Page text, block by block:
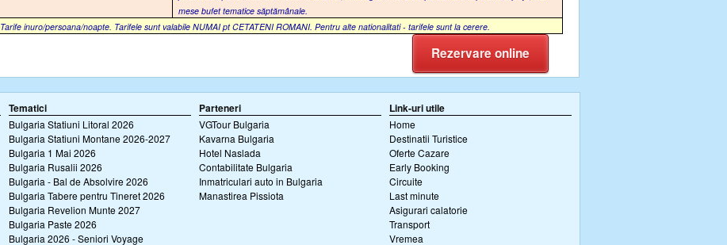
mese bufet tematice săptămânale.
Tarife inuro/persoana/noapte. Tarifele sunt valabile NUMAI pt CETATENI ROMANI. Pentru alte nationalitati - tarifele sunt la cerere.
Rezervare online
Tematici
Bulgaria Statiuni Litoral 2026
Bulgaria Statiuni Montane 2026-2027
Bulgaria 1 Mai 2026
Bulgaria Rusalii 2026
Bulgaria - Bal de Absolvire 2026
Bulgaria Tabere pentru Tineret 2026
Bulgaria Revelion Munte 2027
Bulgaria Paste 2026
Bulgaria 2026 - Seniori Voyage
Parteneri
VGTour Bulgaria
Kavarna Bulgaria
Hotel Naslada
Contabilitate Bulgaria
Inmatriculari auto in Bulgaria
Manastirea Pissiota
Link-uri utile
Home
Destinatii Turistice
Oferte Cazare
Early Booking
Circuite
Last minute
Asigurari calatorie
Transport
Vremea